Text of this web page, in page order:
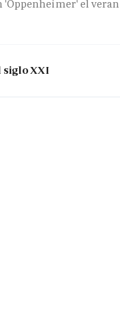
'Oppenheimer' el
siglo XXI